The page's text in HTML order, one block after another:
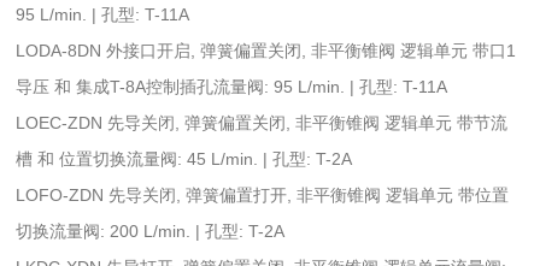
95 L/min. | 孔型: T-11A
LODA-8DN 外接口开启, 弹簧偏置关闭, 非平衡锥阀 逻辑单元 带口1
导压 和 集成T-8A控制插孔流量阀: 95 L/min. | 孔型: T-11A
LOEC-ZDN 先导关闭, 弹簧偏置关闭, 非平衡锥阀 逻辑单元 带节流
槽 和 位置切换流量阀: 45 L/min. | 孔型: T-2A
LOFO-ZDN 先导关闭, 弹簧偏置打开, 非平衡锥阀 逻辑单元 带位置
切换流量阀: 200 L/min. | 孔型: T-2A